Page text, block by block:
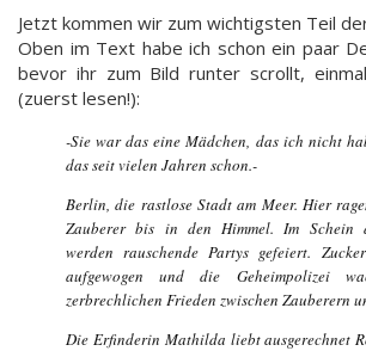
Jetzt kommen wir zum wichtigsten Teil
Oben im Text habe ich schon ein paar
bevor ihr zum Bild runter scrollt,
(zuerst lesen!):
-Sie war das eine Mädchen, das ich nicht
das seit vielen Jahren schon.-
Berlin, die rastlose Stadt am Meer. Hier
Zauberer bis in den Himmel. Im Schein
werden rauschende Partys gefeiert.
aufgewogen und die Geheimpolizei
zerbrechlichen Frieden zwischen Zauberern
Die Erfinderin Mathilda liebt ausgerechnet